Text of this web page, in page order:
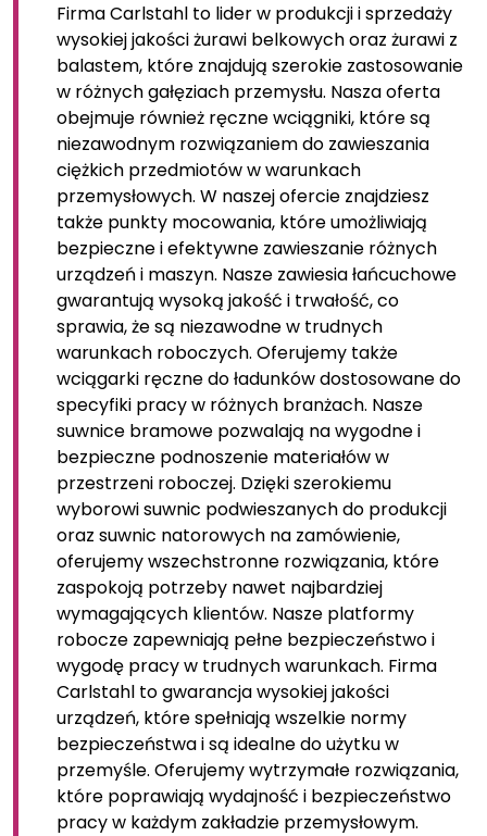
Firma Carlstahl to lider w produkcji i sprzedaży
wysokiej jakości żurawi belkowych oraz żurawi z
balastem, które znajdują szerokie zastosowanie
w różnych gałęziach przemysłu. Nasza oferta
obejmuje również ręczne wciągniki, które są
niezawodnym rozwiązaniem do zawieszania
ciężkich przedmiotów w warunkach
przemysłowych. W naszej ofercie znajdziesz
także punkty mocowania, które umożliwiają
bezpieczne i efektywne zawieszanie różnych
urządzeń i maszyn. Nasze zawiesia łańcuchowe
gwarantują wysoką jakość i trwałość, co
sprawia, że są niezawodne w trudnych
warunkach roboczych. Oferujemy także
wciągarki ręczne do ładunków dostosowane do
specyfiki pracy w różnych branżach. Nasze
suwnice bramowe pozwalają na wygodne i
bezpieczne podnoszenie materiałów w
przestrzeni roboczej. Dzięki szerokiemu
wyborowi suwnic podwieszanych do produkcji
oraz suwnic natorowych na zamówienie,
oferujemy wszechstronne rozwiązania, które
zaspokoją potrzeby nawet najbardziej
wymagających klientów. Nasze platformy
robocze zapewniają pełne bezpieczeństwo i
wygodę pracy w trudnych warunkach. Firma
Carlstahl to gwarancja wysokiej jakości
urządzeń, które spełniają wszelkie normy
bezpieczeństwa i są idealne do użytku w
przemyśle. Oferujemy wytrzymałe rozwiązania,
które poprawiają wydajność i bezpieczeństwo
pracy w każdym zakładzie przemysłowym.